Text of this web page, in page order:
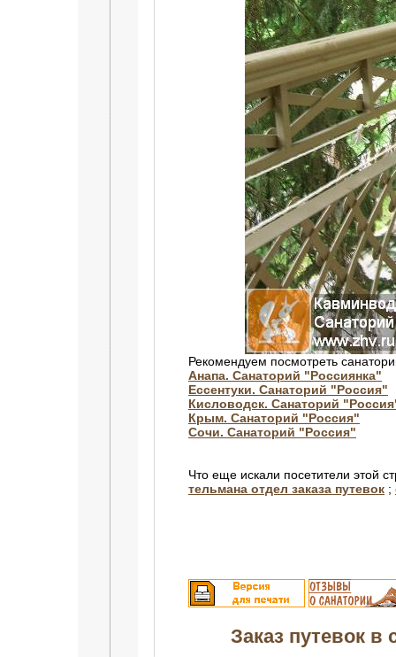
Рекомендуем посмотреть
Анапа. Санаторий "Россиянка"
Ессентуки. Санаторий "Россия"
Кисловодск. Санаторий
Крым. Санаторий "Россия"
Сочи. Санаторий "Россия"
Что еще искали посетители этой
тельмана отдел заказа путевок ;
Заказ путевок в